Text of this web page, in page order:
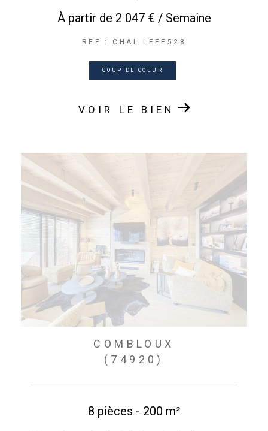
À partir de 2 047 € / Semaine
REF : CHAL LEFE528
COUP DE COEUR
VOIR LE BIEN
COMBLOUX
(74920)
8 pièces - 200 m²